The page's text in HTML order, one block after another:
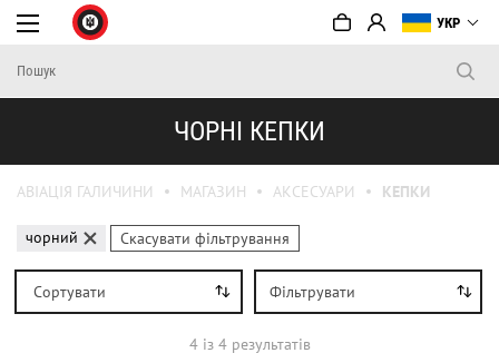
УКР
ЧОРНІ КЕПКИ
АВІАЦІЯ ГАЛИЧИНИ МАГАЗИН АКСЕСУАРИ КЕПКИ
Фільтрувати
Сортувати
чорний Скасувати фільтрування
4iз 4результатів